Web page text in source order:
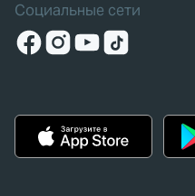
Социальные сети